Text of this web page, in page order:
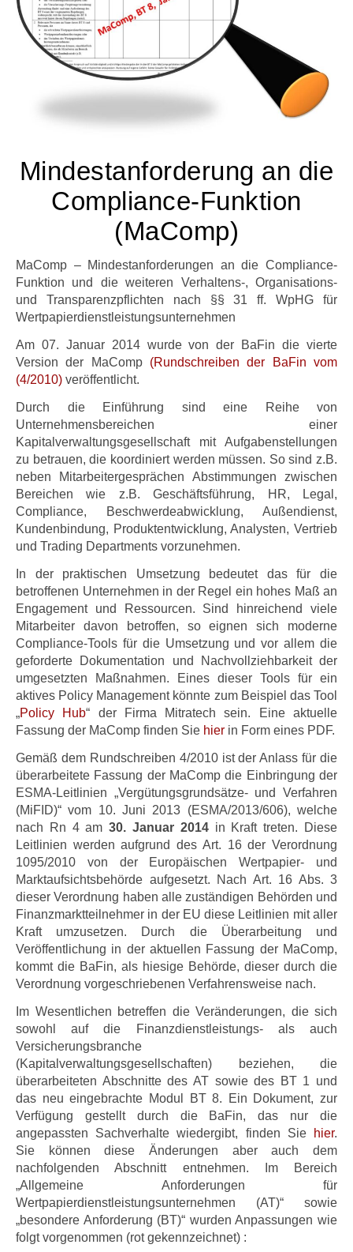
Mindestanforderung an die
Compliance-Funktion
(MaComp)
MaComp – Mindestanforderungen an die Compliance-
Funktion und die weiteren Verhaltens-, Organisations-
und Transparenzpflichten nach §§ 31 ff. WpHG für
Wertpapierdienstleistungsunternehmen
Am 07. Januar 2014 wurde von der BaFin die vierte
Version der MaComp (Rundschreiben der BaFin vom
(4/2010) veröffentlicht.
Durch die Einführung sind eine Reihe von
Unternehmensbereichen einer
Kapitalverwaltungsgesellschaft mit Aufgabenstellungen
zu betrauen, die koordiniert werden müssen. So sind z.B.
neben Mitarbeitergesprächen Abstimmungen zwischen
Bereichen wie z.B. Geschäftsführung, HR, Legal,
Compliance, Beschwerdeabwicklung, Außendienst,
Kundenbindung, Produktentwicklung, Analysten, Vertrieb
und Trading Departments vorzunehmen.
In der praktischen Umsetzung bedeutet das für die
betroffenen Unternehmen in der Regel ein hohes Maß an
Engagement und Ressourcen. Sind hinreichend viele
Mitarbeiter davon betroffen, so eignen sich moderne
Compliance-Tools für die Umsetzung und vor allem die
geforderte Dokumentation und Nachvollziehbarkeit der
umgesetzten Maßnahmen. Eines dieser Tools für ein
aktives Policy Management könnte zum Beispiel das Tool
„Policy Hub“ der Firma Mitratech sein. Eine aktuelle
Fassung der MaComp finden Sie hier in Form eines PDF.
Gemäß dem Rundschreiben 4/2010 ist der Anlass für die
überarbeitete Fassung der MaComp die Einbringung der
ESMA-Leitlinien „Vergütungsgrundsätze- und Verfahren
(MiFID)“ vom 10. Juni 2013 (ESMA/2013/606), welche
nach Rn 4 am30. Januar 2014in Kraft treten. Diese
Leitlinien werden aufgrund des Art. 16 der Verordnung
1095/2010 von der Europäischen Wertpapier- und
Marktaufsichtsbehörde aufgesetzt. Nach Art. 16 Abs. 3
dieser Verordnung haben alle zuständigen Behörden und
Finanzmarktteilnehmer in der EU diese Leitlinien mit aller
Kraft umzusetzen. Durch die Überarbeitung und
Veröffentlichung in der aktuellen Fassung der MaComp,
kommt die BaFin, als hiesige Behörde, dieser durch die
Verordnung vorgeschriebenen Verfahrensweise nach.
Im Wesentlichen betreffen die Veränderungen, die sich
sowohl auf die Finanzdienstleistungs- als auch
Versicherungsbranche
(Kapitalverwaltungsgesellschaften) beziehen, die
überarbeiteten Abschnitte des AT sowie des BT 1 und
das neu eingebrachte Modul BT 8. Ein Dokument, zur
Verfügung gestellt durch die BaFin, das nur die
angepassten Sachverhalte wiedergibt, finden Sie
hier.
Sie können diese Änderungen aber auch dem
nachfolgenden Abschnitt entnehmen. Im Bereich
„Allgemeine Anforderungen für
Wertpapierdienstleistungsunternehmen (AT)“ sowie
„besondere Anforderung (BT)“ wurden Anpassungen wie
folgt vorgenommen (rot gekennzeichnet) :